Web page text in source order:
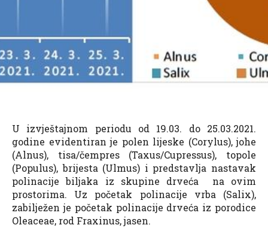
U izvještajnom periodu od 19.03. do 25.03.2021.
godine evidentiran je polen lijeske (Corylus), johe
(Alnus), tisa/čempres (Taxus/Cupressus), topole
(Populus), brijesta (Ulmus) i predstavlja nastavak
polinacije biljaka iz skupine drveća na ovim
prostorima. Uz početak polinacije vrba (Salix),
zabilježen je početak polinacije drveća iz porodice
Oleaceae, rod Fraxinus, jasen.